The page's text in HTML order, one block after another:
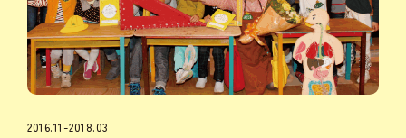
2016.11-2018.03